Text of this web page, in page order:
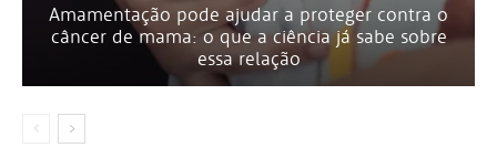
Amamentação pode ajudar a proteger contra o
câncer de mama: o que a ciência já sabe sobre
essa relação